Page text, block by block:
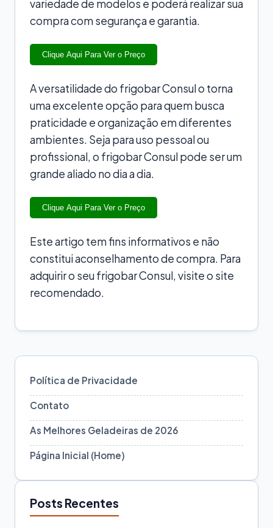
variedade de modelos e poderá realizar sua
compra com segurança e garantia.
Clique Aqui Para Ver o Preço
A versatilidade do frigobar Consul o torna
uma excelente opção para quem busca
praticidade e organização em diferentes
ambientes. Seja para uso pessoal ou
profissional, o frigobar Consul pode ser um
grande aliado no dia a dia.
Clique Aqui Para Ver o Preço
Este artigo tem fins informativos e não
constitui aconselhamento de compra. Para
adquirir o seu frigobar Consul, visite o site
recomendado.
Política de Privacidade
Contato
As Melhores Geladeiras de 2026
Página Inicial (Home)
Posts Recentes